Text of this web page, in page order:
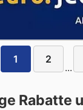
1 2
...
Rabatte